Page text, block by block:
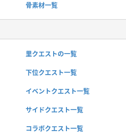
骨素材一覧
里クエストの一覧
下位クエスト一覧
イベントクエスト一覧
サイドクエスト一覧
コラボクエスト一覧